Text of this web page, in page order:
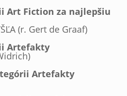
Art Fiction za najlepšiu
(r. Gert de Graaf)
Artefakty
Artefakty